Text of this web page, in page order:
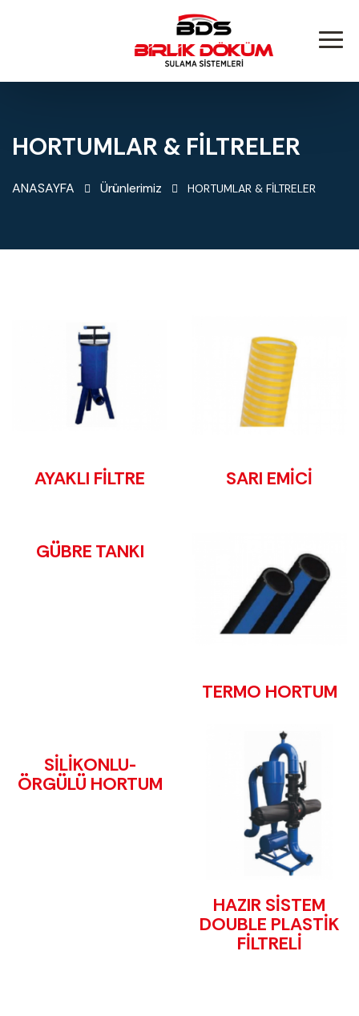
HORTUMLAR & FİLTRELER
ANASAYFA Ürünlerimiz HORTUMLAR & FİLTRELER
AYAKLI FİLTRE SARI EMİCİ
GÜBRE TANKI
TERMO HORTUM
SİLİKONLU-
ÖRGÜLÜ HORTUM
HAZIR SİSTEM
DOUBLE PLASTİK
FİLTRELİ